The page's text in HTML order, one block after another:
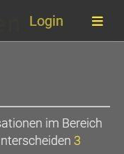
Login
im Bereich
3